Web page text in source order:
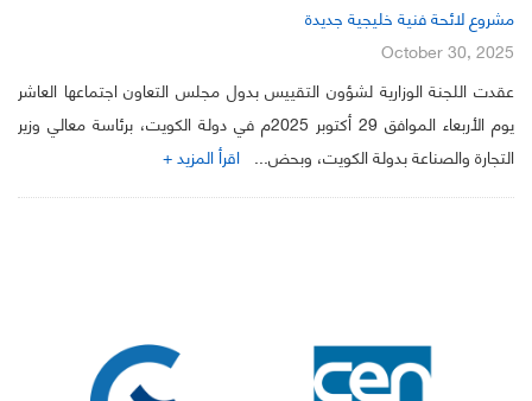
مشروع لائحة فنية خليجية جديدة
October 30, 2025
عقدت اللجنة الوزارية لشؤون التقييس بدول مجلس التعاون اجتماعها العاشر
يوم الأربعاء الموافق 29 أكتوبر 2025م في دولة الكويت، برئاسة معالي وزير
التجارة والصناعة بدولة الكويت، وبحض... اقرأ المزيد +